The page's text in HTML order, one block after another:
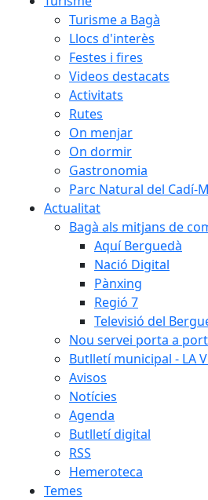
Turisme a Bagà
Llocs d'interès
Festes i fires
Videos destacats
Activitats
Rutes
On menjar
On dormir
Gastronomia
Parc Natural del Cadí-
Actualitat
Bagà als mitjans de
Aquí Berguedà
Nació Digital
Pànxing
Regió 7
Televisió del
Nou servei porta a
Butlletí municipal - LA
Avisos
Notícies
Agenda
Butlletí digital
RSS
Hemeroteca
Temes